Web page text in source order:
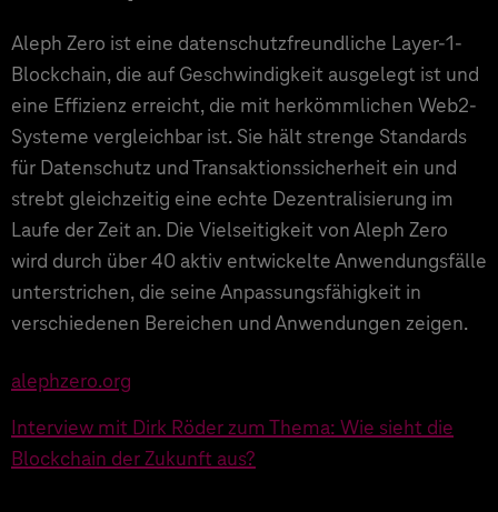
Aleph Zero ist eine datenschutzfreundliche Layer-1-
Blockchain, die auf Geschwindigkeit ausgelegt ist und
eine Effizienz erreicht, die mit herkömmlichen Web2-
Systeme vergleichbar ist. Sie hält strenge Standards
für Datenschutz und Transaktionssicherheit ein und
strebt gleichzeitig eine echte Dezentralisierung im
Laufe der Zeit an. Die Vielseitigkeit von Aleph Zero
wird durch über 40 aktiv entwickelte Anwendungsfälle
unterstrichen, die seine Anpassungsfähigkeit in
verschiedenen Bereichen und Anwendungen zeigen.
alephzero.org
Interview mit Dirk Röder zum Thema: Wie sieht die
Blockchain der Zukunft aus?